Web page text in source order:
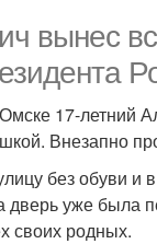
вынес
17-летний
Внезапно
без обуви и
дверь уже была
своих родных.